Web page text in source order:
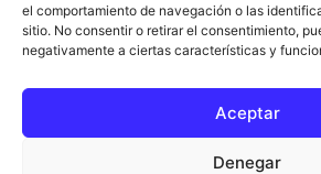
el comportamiento de navegación o las
sitio. No consentir o retirar el consentimiento,
negativamente a ciertas características y
Aceptar
Denegar
SÍGUENOS